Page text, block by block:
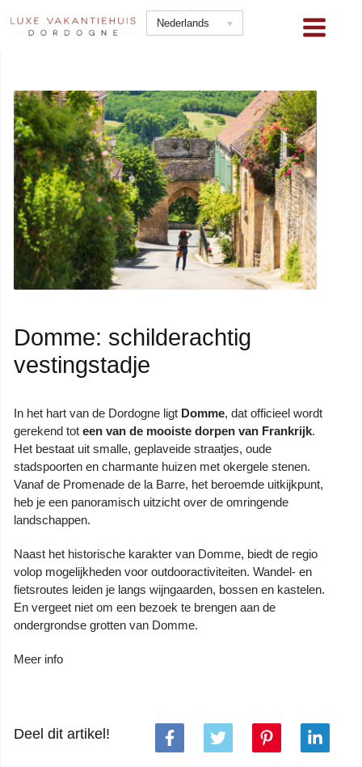
naar
Nederlands
Domme: schilderachtig
vestingstadje
In het hart van de Dordogne ligt Domme, dat officieel wordt
gerekend tot een van de mooiste dorpen van Frankrijk.
Het bestaat uit smalle, geplaveide straatjes, oude
stadspoorten en charmante huizen met okergele stenen.
Vanaf de Promenade de la Barre, het beroemde uitkijkpunt,
heb je een panoramisch uitzicht over de omringende
landschappen.
Naast het historische karakter van Domme, biedt de regio
volop mogelijkheden voor outdooractiviteiten. Wandel- en
fietsroutes leiden je langs wijngaarden, bossen en kastelen.
En vergeet niet om een bezoek te brengen aan de
ondergrondse grotten van Domme.
Meer info
Deel dit artikel!